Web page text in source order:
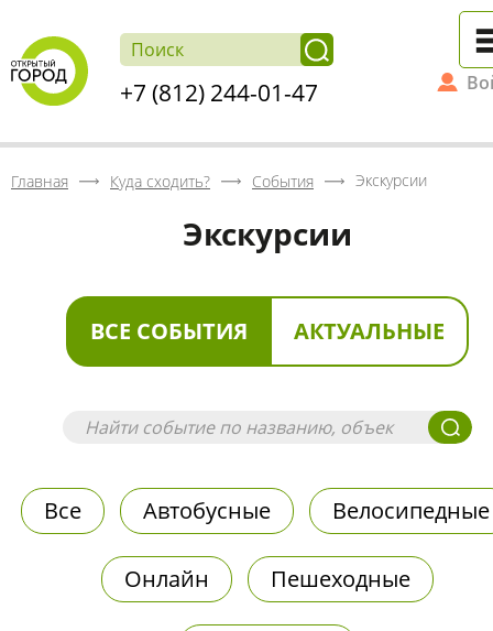
+7 (812) 244-01-47
Главная Куда сходить? События Экскурсии
Экскурсии
ВСЕ СОБЫТИЯ АКТУАЛЬНЫЕ
Все Автобусные Велосипедные
Онлайн Пешеходные